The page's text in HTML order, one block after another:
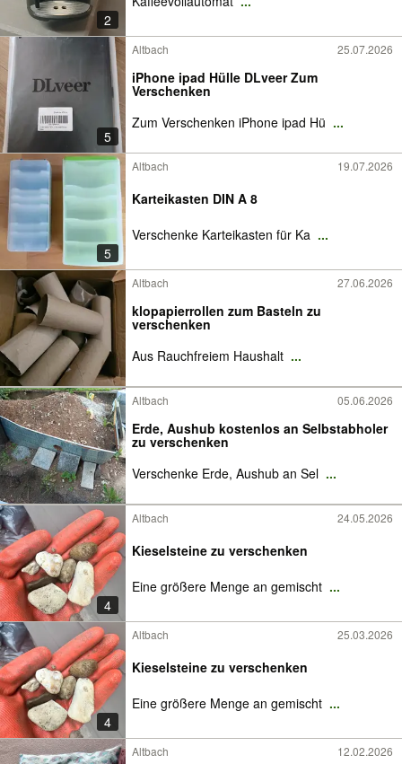
2
5
Altbach 25.07.2026
iPhone ipad Hülle DLveer Zum
Verschenken
Zum Verschenken iPhone ipad Hü ...
5
Altbach 19.07.2026
Karteikasten DIN A 8
Verschenke Karteikasten für Ka ...
Altbach 27.06.2026
klopapierrollen zum Basteln zu
verschenken
Aus Rauchfreiem Haushalt ...
Altbach 05.06.2026
Erde, Aushub kostenlos an Selbstabholer
zu verschenken
Verschenke Erde, Aushub an Sel ...
4
Altbach 24.05.2026
Kieselsteine zu verschenken
Eine größere Menge an gemischt ...
4
Altbach 25.03.2026
Kieselsteine zu verschenken
Eine größere Menge an gemischt ...
Altbach 12.02.2026